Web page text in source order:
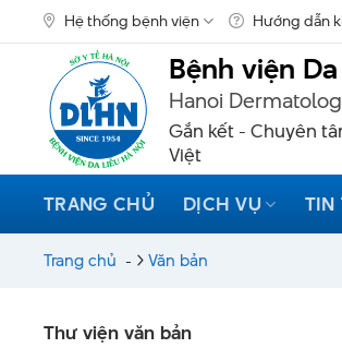
Hệ thống bệnh viện Hướng dẫn
Bệnh viện
Hanoi
Gắn kết - Chuyên
Việt
TRANG CHỦ
DỊCH VỤ TIN
Trang chủ - Văn bản
Thư viện văn bản